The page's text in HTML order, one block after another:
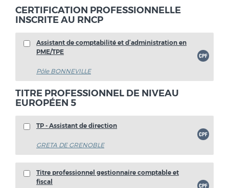
CERTIFICATION PROFESSIONNELLE
INSCRITE AU RNCP
Assistant de comptabilité et d’administration en
PME/TPE
Pôle BONNEVILLE
TITRE PROFESSIONNEL DE NIVEAU
EUROPÉEN 5
TP - Assistant de direction
GRETA DE GRENOBLE
Titre professionnel gestionnaire comptable et
fiscal